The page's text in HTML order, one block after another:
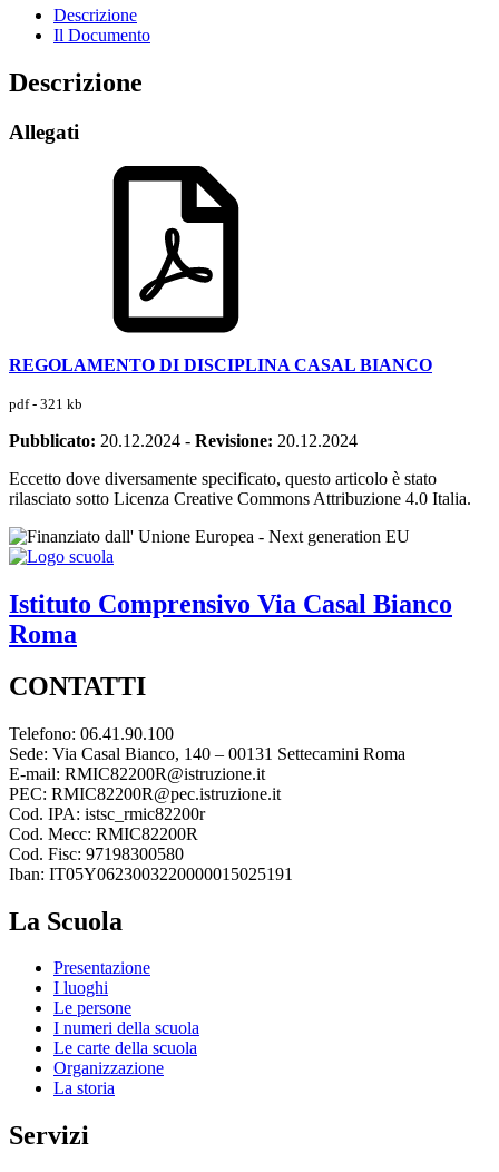
Descrizione
Il Documento
Descrizione
Allegati
REGOLAMENTO DI DISCIPLINA CASAL BIANCO
pdf - 321 kb
Pubblicato: 20.12.2024 - Revisione: 20.12.2024
Eccetto dove diversamente specificato, questo articolo è stato
rilasciato sotto Licenza Creative Commons Attribuzione 4.0 Italia.
Istituto Comprensivo Via Casal Bianco
Roma
CONTATTI
Telefono: 06.41.90.100
Sede: Via Casal Bianco, 140 – 00131 Settecamini Roma
E-mail: RMIC82200R@istruzione.it
PEC: RMIC82200R@pec.istruzione.it
Cod. IPA: istsc_rmic82200r
Cod. Mecc: RMIC82200R
Cod. Fisc: 97198300580
Iban: IT05Y0623003220000015025191
La Scuola
Presentazione
I luoghi
Le persone
I numeri della scuola
Le carte della scuola
Organizzazione
La storia
Servizi